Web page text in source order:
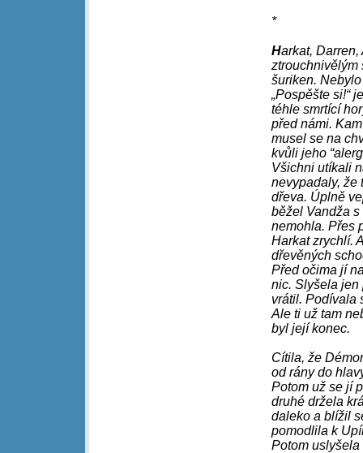
*
Harkat,
ztrouchnivělým
šuriken.
„Pospěšte si!“
téhle smrtící
před námi.
musel se na
kvůli jeho
Všichni utíkali
nevypadaly, že
dřeva. Úplně
běžel Vandža s
nemohla. Přes
Harkat zrychlí.
dřevěných
Před očima jí
nic. Slyšela jen
vrátil. Podívala
Ale ti už tam
byl její konec.
Cítila, že
od rány do
Potom už se jí
druhé držela
daleko a blížil
pomodlila k
Potom